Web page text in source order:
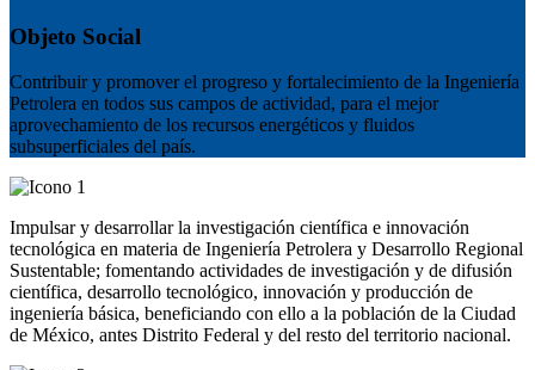
Objeto Social
Contribuir y promover el progreso y fortalecimiento de la Ingeniería
Petrolera en todos sus campos de actividad, para el mejor
aprovechamiento de los recursos energéticos y fluidos
subsuperficiales del país.
Impulsar y desarrollar la investigación científica e innovación
tecnológica en materia de Ingeniería Petrolera y Desarrollo Regional
Sustentable; fomentando actividades de investigación y de difusión
científica, desarrollo tecnológico, innovación y producción de
ingeniería básica, beneficiando con ello a la población de la Ciudad
de México, antes Distrito Federal y del resto del territorio nacional.